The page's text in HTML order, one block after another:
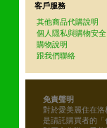
客戶服務
其他商品代購說明
個人隱私與購物安全
購物說明
跟我們聯絡
免責聲明
對於愛美麗住在
是請託購買者的